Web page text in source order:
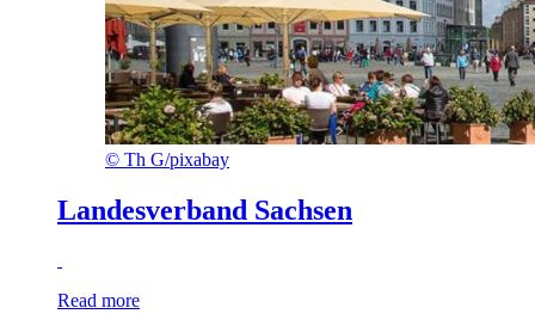
© Th G/pixabay
Landesverband Sachsen
Read more